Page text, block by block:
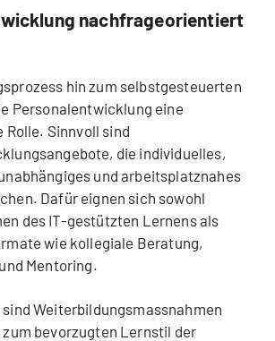
nachfrageorientiert
hin zum selbstgesteuerten
Personalentwicklung eine
Sinnvoll sind
die individuelles,
und arbeitsplatznahes
Dafür eignen sich sowohl
des IT-gestützten Lernens als
wie kollegiale Beratung,
Mentoring.
Weiterbildungsmassnahmen
bevorzugten Lernstil der